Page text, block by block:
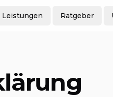
Leistungen Ratgeber